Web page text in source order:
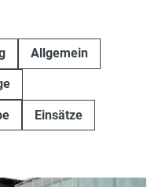
Allgemein
Einsätze